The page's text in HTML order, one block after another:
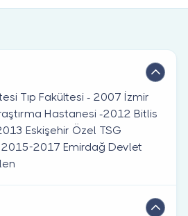
Tıp Fakültesi - 2007 İzmir
Hastanesi -2012 Bitlis
Eskişehir Özel TSG
2017 Emirdağ Devlet